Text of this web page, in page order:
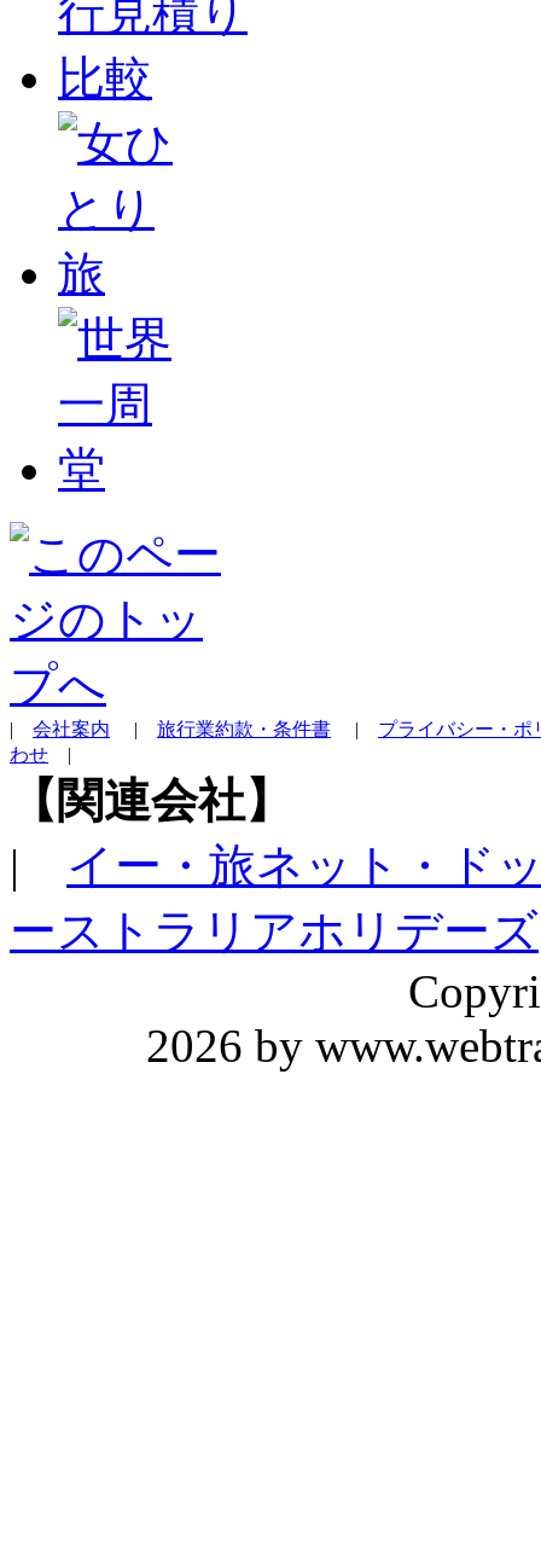
| 会社案内 | 旅行業約款・条件書 | プライバシー・ポ
わせ |
【関連会社】
| イー・旅ネット・ド
ーストラリアホリデーズ
2026 by